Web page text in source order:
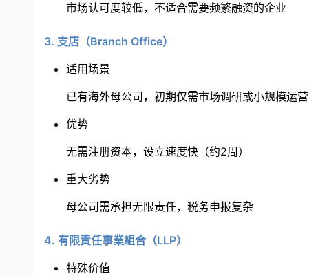
市场认可度较低，不适合需要频繁融资的企业
3. 支店（Branch Office）
适用场景
已有海外母公司，初期仅需市场调研或小规模运营
优势
无需注册资本，设立速度快（约2周）
重大劣势
母公司需承担无限责任，税务申报复杂
4. 有限責任事業組合（LLP）
特殊价值